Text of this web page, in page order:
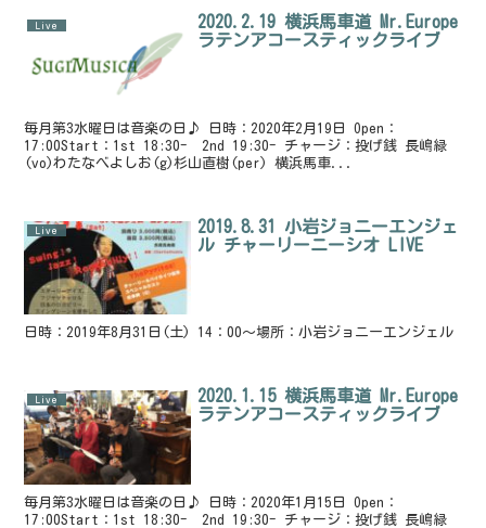
Live
2020.2.19 横浜馬車道 Mr.Europe
ラテンアコースティックライブ
毎月第3水曜日は音楽の日♪ 日時：2020年2月19日 Open：
17:00Start：1st 18:30- 2nd 19:30- チャージ：投げ銭 長嶋緑
(vo)わたなべよしお(g)杉山直樹(per) 横浜馬車...
Live
2019.8.31 小岩ジョニーエンジェ
ル チャーリーニーシオ LIVE
日時：2019年8月31日(土) 14：00～場所：小岩ジョニーエンジェル
Live
2020.1.15 横浜馬車道 Mr.Europe
ラテンアコースティックライブ
毎月第3水曜日は音楽の日♪ 日時：2020年1月15日 Open：
17:00Start：1st 18:30- 2nd 19:30- チャージ：投げ銭 長嶋緑